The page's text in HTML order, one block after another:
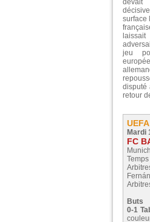
devait
surface
jeu
disputé
retour
Mardi
FC
Buts
0-1